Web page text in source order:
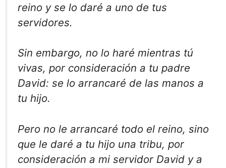
reino y se lo daré a uno de tus
servidores.
Sin embargo, no lo haré mientras tú
vivas, por consideración a tu padre
David: se lo arrancaré de las manos a
tu hijo.
Pero no le arrancaré todo el reino, sino
que le daré a tu hijo una tribu, por
consideración a mi servidor David y a